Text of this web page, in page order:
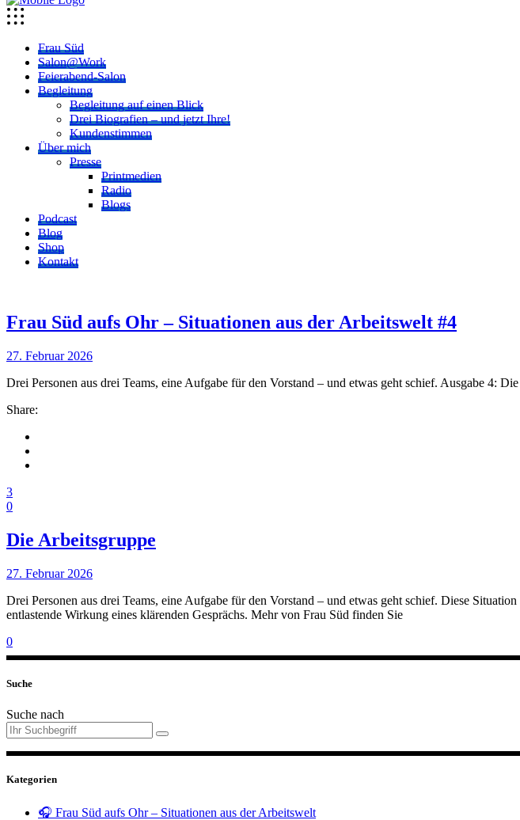
Frau Süd
Salon@Work
Feierabend-Salon
Begleitung
Begleitung auf einen Blick
Drei Biografien – und jetzt Ihre!
Kundenstimmen
Über mich
Presse
Printmedien
Radio
Blogs
Podcast
Blog
Shop
Kontakt
Frau Süd aufs Ohr – Situationen aus der Arbeitswelt #4
27. Februar 2026
Drei Personen aus drei Teams, eine Aufgabe für den Vorstand – und etwas geht schief. Ausgabe 4:
Share:
3
0
Die Arbeitsgruppe
27. Februar 2026
Drei Personen aus drei Teams, eine Aufgabe für den Vorstand – und etwas geht schief. Diese
entlastende Wirkung eines klärenden Gesprächs. Mehr von Frau Süd finden Sie
0
Suche
Suche nach
Kategorien
🎧 Frau Süd aufs Ohr – Situationen aus der Arbeitswelt